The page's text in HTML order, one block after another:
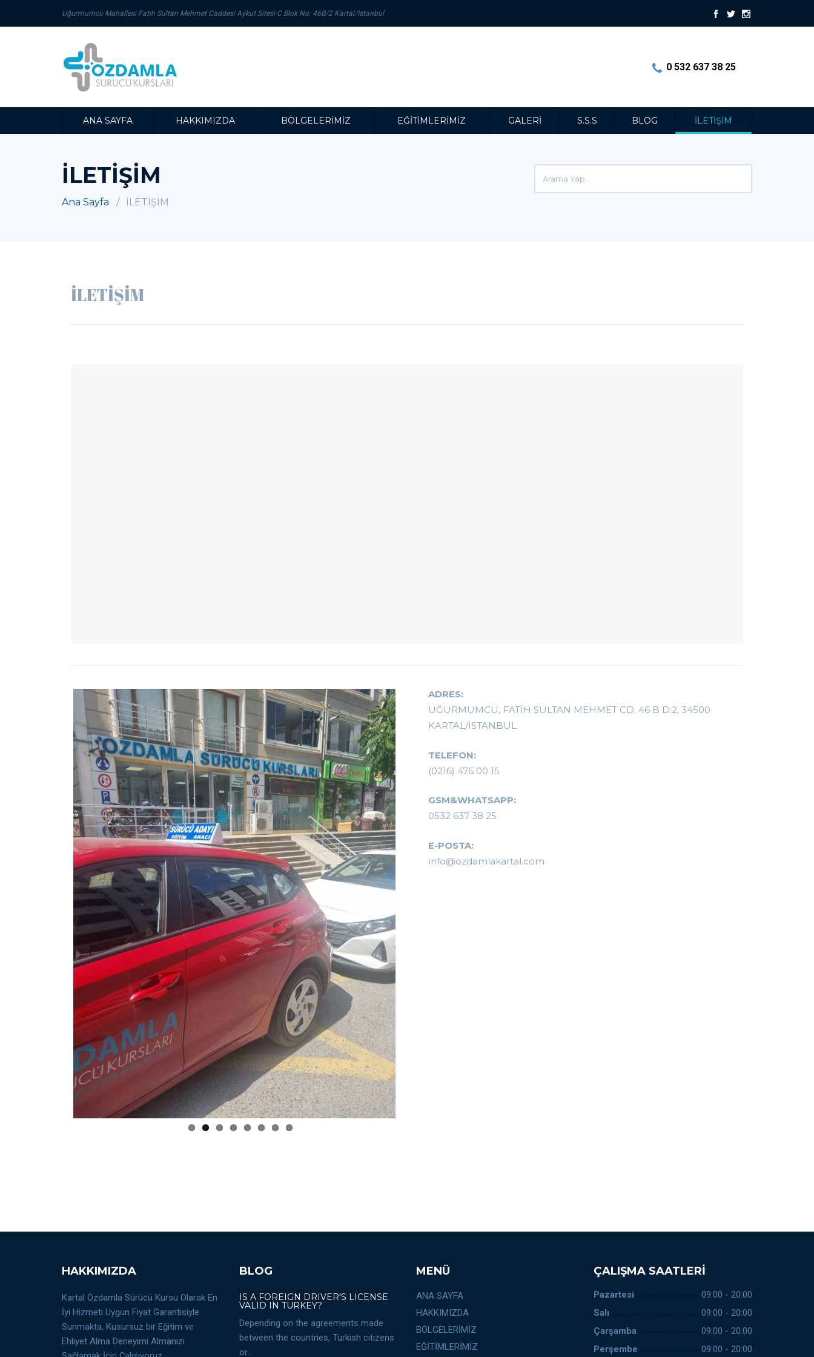
Uğurmumcu Mahallesi Fatih Sultan Mehmet Caddesi Aykut Sitesi C Blok No: 46B/2 Kartal/İstanbul
0 532 637 38 25
ANA SAYFA HAKKIMIZDA BÖLGELERİMİZ EĞİTİMLERİMİZ GALERİ S.S.S BLOG İLETİŞİM
İLETİŞİM
Ana Sayfa İLETİŞİM
İLETİŞİM
ADRES:
UĞURMUMCU, FATİH SULTAN MEHMET CD. 46 B D:2, 34500
KARTAL/İSTANBUL
TELEFON:
(0216) 476 00 15
GSM&WHATSAPP:
0532 637 38 25
E-POSTA:
info@ozdamlakartal.com
HAKKIMIZDA
Kartal Özdamla Sürücü Kursu Olarak En
İyi Hizmeti Uygun Fiyat Garantisiyle
Sunmakta, Kusursuz bir Eğitim ve
Ehliyet Alma Deneyimi Almanızı
BLOG
IS A FOREIGN DRIVER’S LICENSE
VALID IN TURKEY?
Depending on the agreements made
between the countries, Turkish citizens
or...
MENÜ
ANA SAYFA
HAKKIMIZDA
BÖLGELERİMİZ
EĞİTİMLERİMİZ
ÇALIŞMA SAATLERI
Pazartesi
09:00 - 20:00
Salı
09:00 - 20:00
Çarşamba
09:00 - 20:00
Perşembe
09:00 - 20:00